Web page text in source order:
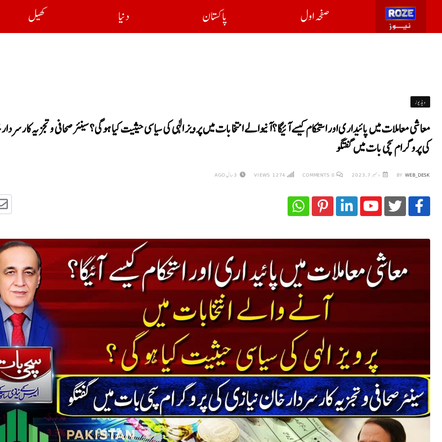
صفحہ اول پاکستان دنیا کھیل
ویڈیوز
معاشی معاملات میں پائیدار ی اور استحکام کیسے آئیگا ؟آنیوالے انتخابات میں پرویز الٰہی کی سیاسی حیثیت کیا ہوگی؟سینئر صحافی و تجزیہ کار
کی پروگرام سچی بات میں گفتگو
BY WEB_DESK دسمبر 7, 2023 0
COMMENTS
1274 3 سال AGO